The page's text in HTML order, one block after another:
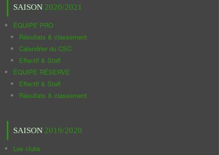
SAISON 2020/2021
ÉQUIPE PRO
Résultats & classement
Calendrier du CSC
Effectif & Staff
ÉQUIPE RÉSERVE
Effectif & Staff
Résultats & classement
SAISON 2019/2020
Les clubs